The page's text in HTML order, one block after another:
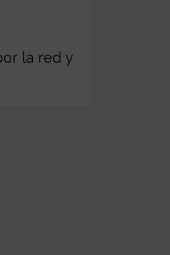
la red y